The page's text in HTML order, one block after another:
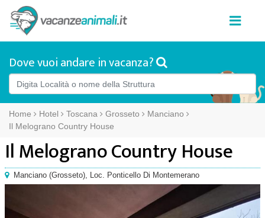
Dove vuoi andare in vacanza?
Home Hotel Toscana Grosseto
Manciano
Il Melograno Country House
Il Melograno Country House
Manciano (Grosseto), Loc. Ponticello Di Montemerano